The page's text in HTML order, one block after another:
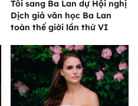
Tôi sang Ba Lan dự Hội nghị
Dịch giả văn học Ba Lan
toàn thế giới lần thứ VI